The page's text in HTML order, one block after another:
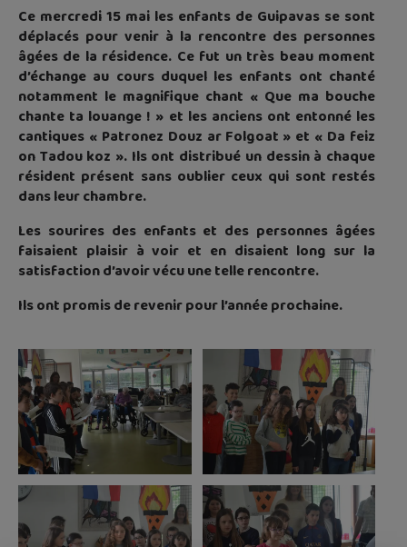
Ce mercredi 15 mai les enfants de Guipavas se sont
déplacés pour venir à la rencontre des personnes
âgées de la résidence. Ce fut un très beau moment
d’échange au cours duquel les enfants ont chanté
notamment le magnifique chant « Que ma bouche
chante ta louange ! » et les anciens ont entonné les
cantiques « Patronez Douz ar Folgoat » et « Da feiz
on Tadou koz ». Ils ont distribué un dessin à chaque
résident présent sans oublier ceux qui sont restés
dans leur chambre.
Les sourires des enfants et des personnes âgées
faisaient plaisir à voir et en disaient long sur la
satisfaction d’avoir vécu une telle rencontre.
Ils ont promis de revenir pour l’année prochaine.